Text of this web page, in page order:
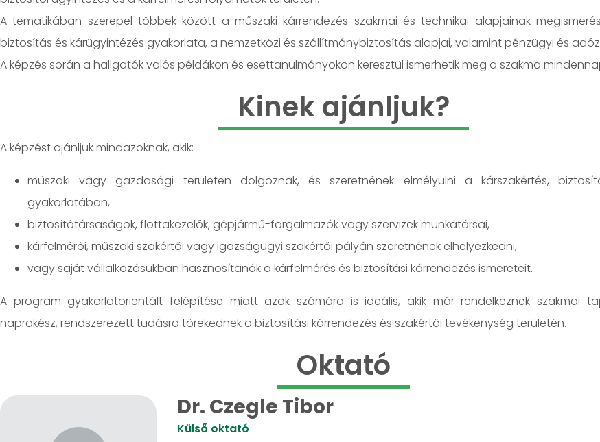
A tematikában szerepel többek között a műszaki kárrendezés szakmai és technikai alapjainak
biztosítás és kárügyintézés gyakorlata, a nemzetközi és szállítmánybiztosítás alapjai, valamint pénzügyi és
A képzés során a hallgatók valós példákon és esettanulmányokon keresztül ismerhetik meg a szakma
Kinek ajánljuk?
A képzést ajánljuk mindazoknak, akik:
műszaki vagy gazdasági területen dolgoznak, és szeretnének elmélyülni a kárszakértés,
gyakorlatában,
biztosítótársaságok, flottakezelők, gépjármű-forgalmazók vagy szervizek munkatársai,
kárfelmérői, műszaki szakértői vagy igazságügyi szakértői pályán szeretnének elhelyezkedni,
vagy saját vállalkozásukban hasznosítanák a kárfelmérés és biztosítási kárrendezés ismereteit.
A program gyakorlatorientált felépítése miatt azok számára is ideális, akik már rendelkeznek szakmai
naprakész, rendszerezett tudásra törekednek a biztosítási kárrendezés és szakértői tevékenység területén.
Oktató
Dr. Czegle Tibor
Külső oktató